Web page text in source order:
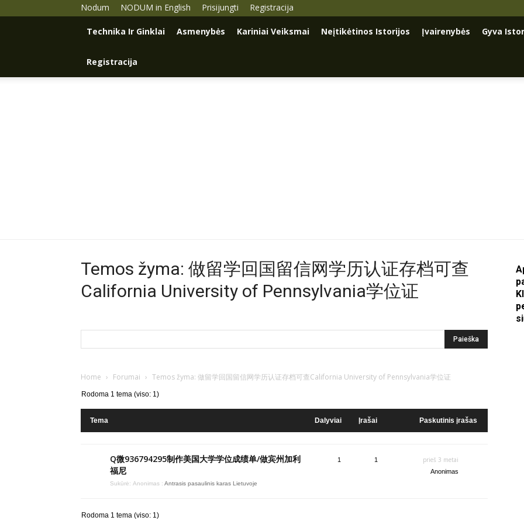
Nodum NODUM in English Prisijungti Registracija
Technika Ir Ginklai Asmenybės Kariniai Veiksmai Neįtikėtinos Istorijos Įvairenybės Gyva
Registracija
Apkasai.lt
Temos žyma: 做留学回国留信网学历认证存档可查
California University of Pennsylvania学位证
Home › Forumai › Temos žyma: 做留学回国留信网学历认证存档可查California University of Pennsylvania学位证
Rodoma 1 tema (viso: 1)
Tema Dalyviai Įrašai Paskutinis įrašas
Q微936794295制作美国大学学位成绩单/做宾州加利
福尼
Sukūrė: Anonimas : Antrasis pasaulinis karas Lietuvoje
1 1 prieš 3 metai
Anonimas
Rodoma 1 tema (viso: 1)